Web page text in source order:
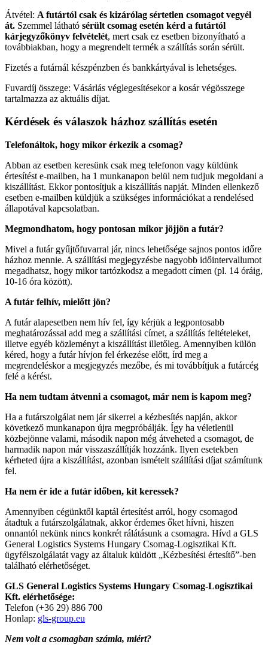
Átvétel: A futártól csak és kizárólag sértetlen csomagot vegyél
át. Szemmel látható sérült csomag esetén kérd a futártól
kárjegyzőkönyv felvételét, mert csak ez esetben bizonyítható a
továbbiakban, hogy a megrendelt termék a szállítás során sérült.
Fizetés a futárnál készpénzben és bankkártyával is lehetséges.
Fuvardíj összege: Vásárlás véglegesítésekor a kosár végösszege
tartalmazza az aktuális díjat.
Kérdések és válaszok házhoz szállítás esetén
Telefonáltok, hogy mikor érkezik a csomag?
Abban az esetben keresünk csak meg telefonon vagy küldünk
értesítést e-mailben, ha 1 munkanapon belül nem tudjuk megoldani a
kiszállítást. Ekkor pontosítjuk a kiszállítás napját. Minden ellenkező
esetben e-mailben küldjük a szükséges információkat a rendelésed
állapotával kapcsolatban.
Megmondhatom, hogy pontosan mikor jöjjön a futár?
Mivel a futár gyűjtőfuvarral jár, nincs lehetősége sajnos pontos időre
házhoz mennie. A szállítási megjegyzésbe nagyobb időintervallumot
megadhatsz, hogy mikor tartózkodsz a megadott címen (pl. 14 óráig,
10-16 óra között).
A futár felhív, mielőtt jön?
A futár alapesetben nem hív fel, így kérjük a legpontosabb
meghatározással add meg a szállítási címet, a szállítás feltételeket,
illetve egyéb közleményt a kiszállítást illetőleg. Amennyiben külön
kéred, hogy a futár hívjon fel érkezése előtt, írd meg a
megrendeléskor a megjegyzés mezőbe, és mi továbbítjuk a futárcég
felé a kérést.
Ha nem tudtam átvenni a csomagot, már nem is kapom meg?
Ha a futárszolgálat nem jár sikerrel a kézbesítés napján, akkor
következő munkanapon újra megpróbálják. Így ha véletlenül
közbejönne valami, második napon még átveheted a csomagot, de
harmadik napon már visszaszállítják hozzánk. Ilyen esetekben
kérheted újra a kiszállítást, azonban ismételt szállítási díjat számítunk
fel.
Ha nem ér ide a futár időben, kit keressek?
Amennyiben cégünktől kaptál értesítést arról, hogy csomagod
átadtuk a futárszolgálatnak, akkor érdemes őket hívni, hiszen
onnantól nekünk nincs konkrét rálátásunk a csomagra. Hívd a GLS
General Logistics Systems Hungary Csomag-Logisztikai Kft.
ügyfélszolgálatát vagy az általuk küldött „Kézbesítési értesítő”-ben
található elérhetőséget.
GLS General Logistics Systems Hungary Csomag-Logisztikai
Kft. elérhetősége:
Telefon (+36 29) 886 700
Honlap: gls-group.eu
Nem volt a csomagban számla, miért?